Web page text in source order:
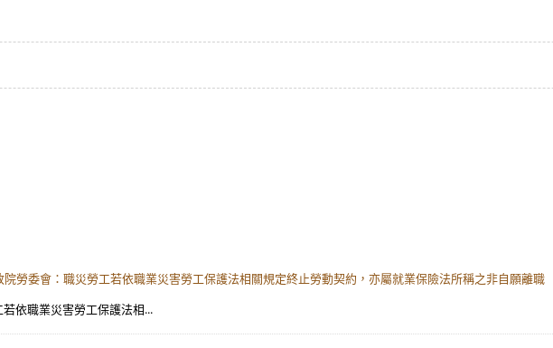
勞委會：職災勞工若依職業災害勞工保護法相關規定終止勞動契約，亦屬就業保險法所稱之非自願離職
依職業災害勞工保護法相...